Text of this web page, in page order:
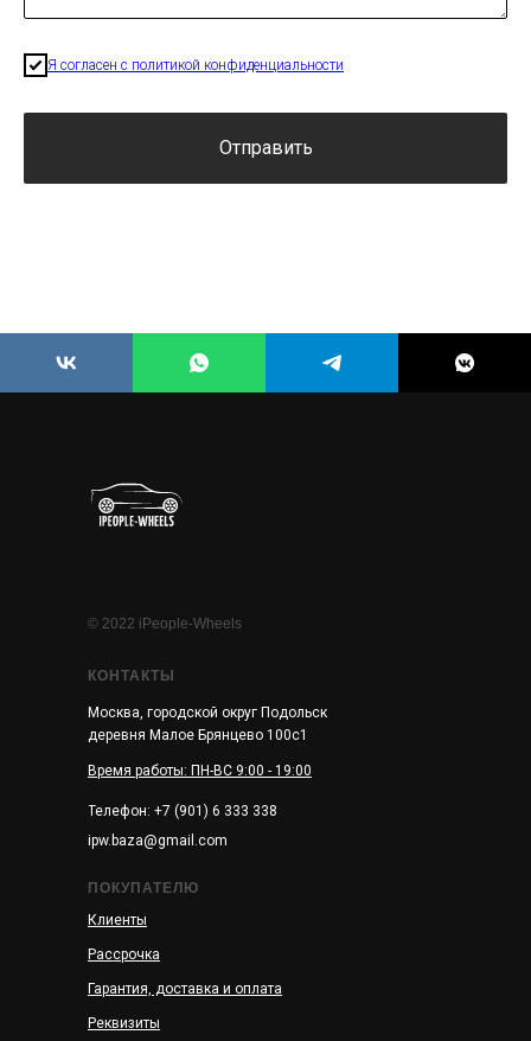
Я согласен с политикой конфиденциальности
Отправить
КОНТАКТЫ
Москва, городской округ Подольск
деревня Малое Брянцево 100с1
ipw.baza@gmail.com
Гарантия, доставка и оплата
Рассрочка
Клиенты
Реквизиты
ПОКУПАТЕЛЮ
© 2022 iPeople-Wheels
Телефон: +7 (901) 6 333 338
Время работы: ПН-ВС 9:00 - 19:00